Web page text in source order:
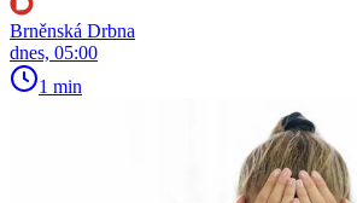
Brněnská Drbna
dnes, 05:00
1 min